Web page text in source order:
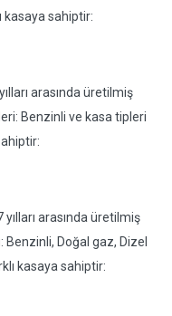
kasaya sahiptir:
arasında üretilmiş
Benzinli ve kasa tipleri
arasında üretilmiş
Benzinli, Doğal gaz, Dizel
kasaya sahiptir: